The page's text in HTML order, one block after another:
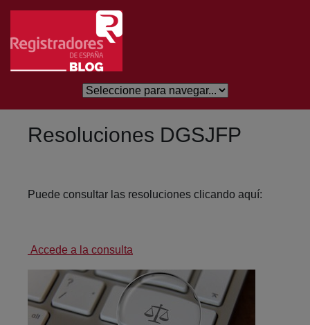
Skip to Main Content
Resoluciones DGSJFP
Puede consultar las resoluciones clicando aquí:
Accede a la consulta